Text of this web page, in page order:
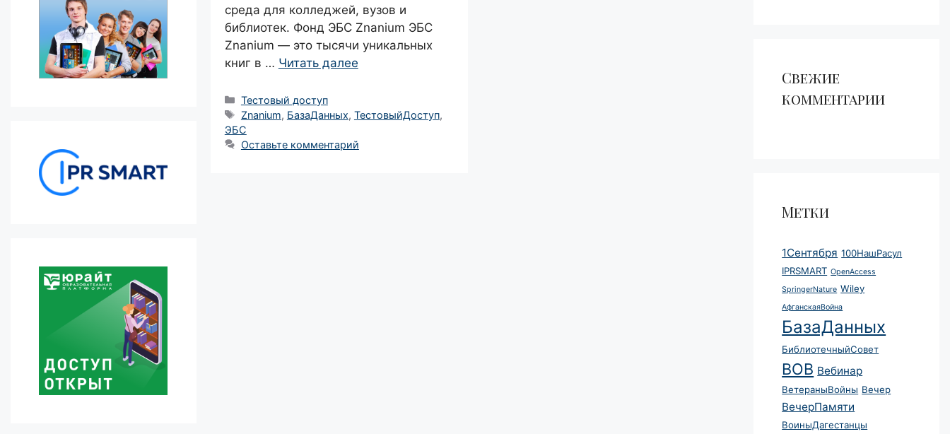
среда для колледжей, вузов и
библиотек. Фонд ЭБС Znanium ЭБС
Znanium — это тысячи уникальных
книг в … Читать далее
Рубрики
Тестовый доступ
Метки
Znanium, БазаДанных, ТестовыйДоступ,
ЭБС
Оставьте комментарий
Свежие
комментарии
Метки
1Сентября 100НашРасул
IPRSMART OpenAccess
SpringerNature Wiley
АфганскаяВойна
БазаДанных
БиблиотечныйСовет
ВОВ Вебинар
ВетераныВойны Вечер
ВечерПамяти
ВоиныДагестанцы